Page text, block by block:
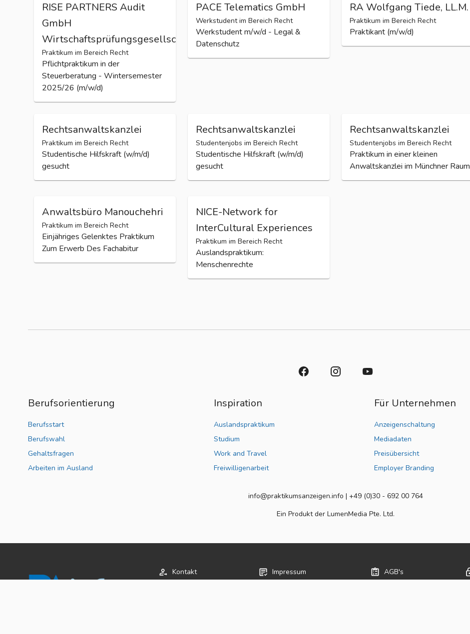
RISE PARTNERS Audit
GmbH
Wirtschaftsprüfungsgesellschaft
Praktikum im Bereich Recht
Pflichtpraktikum in der
Steuerberatung - Wintersemester
2025/26 (m/w/d)
PACE Telematics GmbH
Werkstudent im Bereich Recht
Werkstudent m/w/d - Legal &
Datenschutz
RA Wolfgang Tiede, LL.M.
Praktikum im Bereich Recht
Praktikant (m/w/d)
Rechtsanwaltskanzlei
Praktikum im Bereich Recht
Studentische Hilfskraft (w/m/d)
gesucht
Rechtsanwaltskanzlei
Studentenjobs im Bereich Recht
Studentische Hilfskraft (w/m/d)
gesucht
Rechtsanwaltskanzlei
Studentenjobs im Bereich Recht
Praktikum in einer kleinen
Anwaltskanzlei im Münchner Raum
Anwaltsbüro Manouchehri
Praktikum im Bereich Recht
Einjähriges Gelenktes Praktikum
Zum Erwerb Des Fachabitur
NICE-Network for
InterCultural Experiences
Praktikum im Bereich Recht
Auslandspraktikum:
Menschenrechte
Berufsorientierung
Berufsstart
Berufswahl
Gehaltsfragen
Arbeiten im Ausland
Inspiration
Auslandspraktikum
Studium
Work and Travel
Freiwilligenarbeit
Für Unternehmen
Anzeigenschaltung
Mediadaten
Preisübersicht
Employer Branding
info@praktikumsanzeigen.info | +49 (0)30 - 692 00 764
Ein Produkt der LumenMedia Pte. Ltd.
Kontakt Impressum AGB's